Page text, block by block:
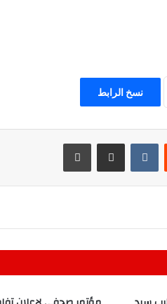
نسخ الرابط
مشاركة عبر البريد طباعة